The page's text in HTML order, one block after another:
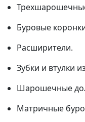
Буровые
Расширители.
Зубки и втулки
Шарошечные
Матричные